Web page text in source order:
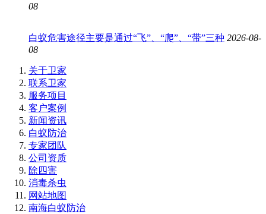
08
白蚁危害途径主要是通过“飞”、“爬”、“带”三种 2026-08-
08
关于卫家
联系卫家
服务项目
客户案例
新闻资讯
白蚁防治
专家团队
公司资质
除四害
消毒杀虫
网站地图
南海白蚁防治